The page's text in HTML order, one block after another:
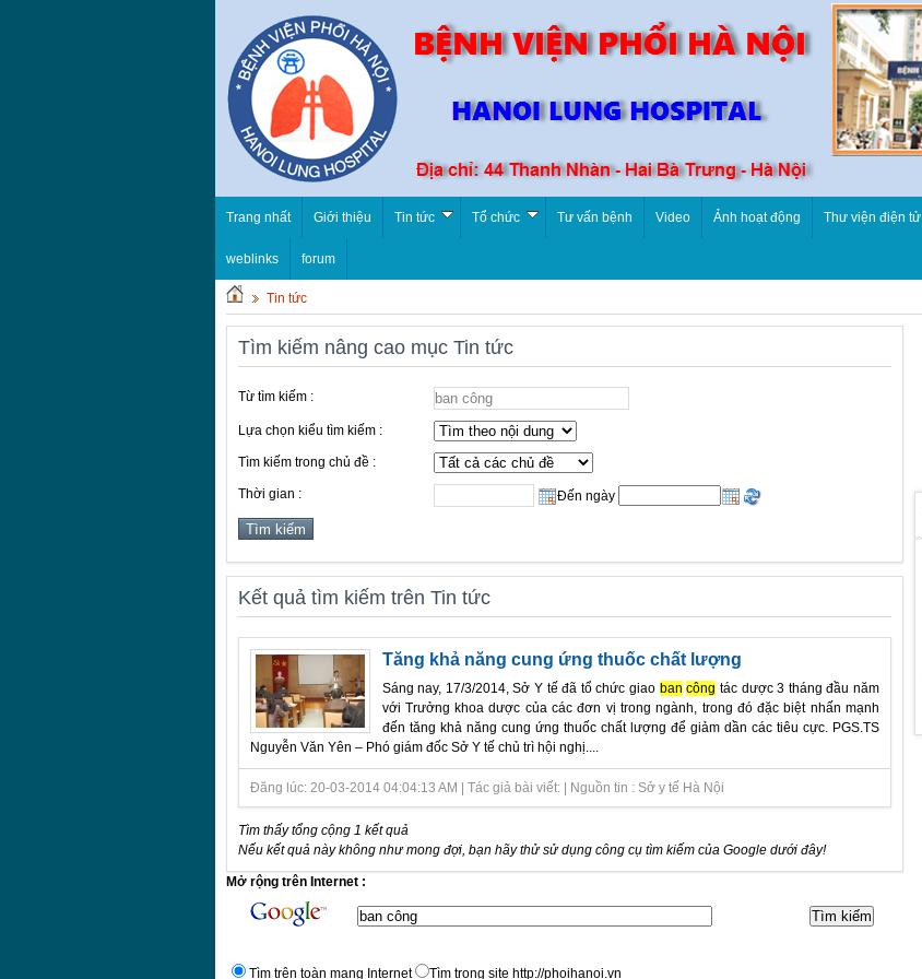
Trang nhất Giới thiệu Tin tức Tổ chức Tư vấn bệnh Video Ảnh hoạt động Thư viện điện tử
weblinks forum
Tin tức
Tìm kiếm nâng cao mục Tin tức
Từ tìm kiếm :
Lựa chọn kiểu tìm kiếm :
Tìm kiếm trong chủ đề :
Thời gian : Đến ngày
Kết quả tìm kiếm trên Tin tức
Tăng khả năng cung ứng thuốc chất lượng
Sáng nay, 17/3/2014, Sở Y tế đã tổ chức giao ban công tác dược 3 tháng đầu năm
với Trưởng khoa dược của các đơn vị trong ngành, trong đó đặc biệt nhấn mạnh
đến tăng khả năng cung ứng thuốc chất lượng để giảm dần các tiêu cực. PGS.TS
Nguyễn Văn Yên – Phó giám đốc Sở Y tế chủ trì hội nghị....
Đăng lúc: 20-03-2014 04:04:13 AM | Tác giả bài viết: | Nguồn tin : Sở y tế Hà Nội
Tìm thấy tổng cộng 1 kết quả
Nếu kết quả này không như mong đợi, bạn hãy thử sử dụng công cụ tìm kiếm của Google dưới đây!
Mở rộng trên Internet :
Tìm trên toàn mạng Internet Tìm trong site http://phoihanoi.vn